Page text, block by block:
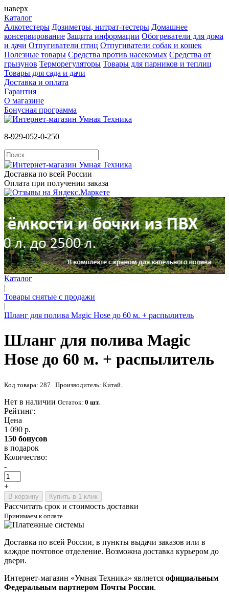
наверх
Каталог
Алкотестеры Дозиметры, нитрат-тестеры Домашнее
консервирование Защита информации Обогреватели для дома
и дачи Отпугиватели птиц Отпугиватели собак и кошек
Полезные товары Средства против насекомых Cредства от
грызунов Терморегуляторы Товары для парников и теплиц
Товары для сада и дачи
Доставка и оплата
Гарантия
О магазине
Бонусная программа
8-929-052-0-250
Доставка по всей России
Оплата при получении заказа
Каталог
|
Товары снятые с продажи
|
Шланг для полива Magic Hose до 60 м. + распылитель
Шланг для полива Magic
Hose до 60 м. + распылитель
Код товара: 287 Производитель: Китай.
Нет в наличии Остаток: 0 шт.
Рейтинг:
Цена
1 090 р.
150 бонусов
в подарок
Количество:
-
+
В корзину Купить в 1 клик
Рассчитать срок и стоимость доставки
Принимаем к оплате
Доставка по всей России, в пункты выдачи заказов или в
каждое почтовое отделение. Возможна доставка курьером до
двери.
Интернет-магазин «Умная Техника» является официальным
Федеральным партнером Почты России.